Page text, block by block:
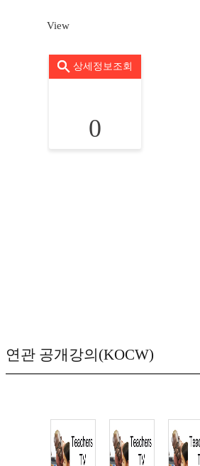
View
상세정보조회
0
연관 공개강의(KOCW)